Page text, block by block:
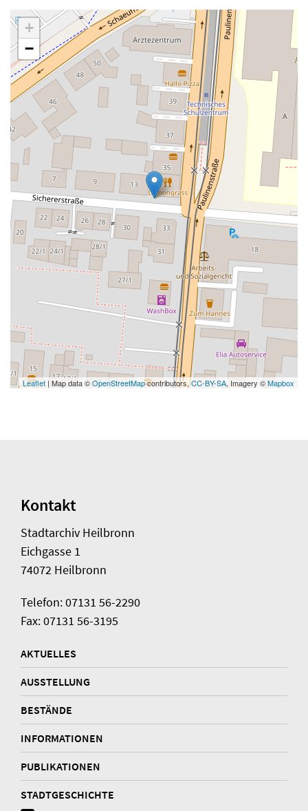
+
−
Leaflet | Map data ©OpenStreetMapcontributors,CC-BY-SA, Imagery ©Mapbox
Kontakt
Stadtarchiv Heilbronn
Eichgasse 1
74072 Heilbronn
Telefon: 07131 56-2290
Fax: 07131 56-3195
AKTUELLES
AUSSTELLUNG
BESTÄNDE
INFORMATIONEN
PUBLIKATIONEN
STADTGESCHICHTE